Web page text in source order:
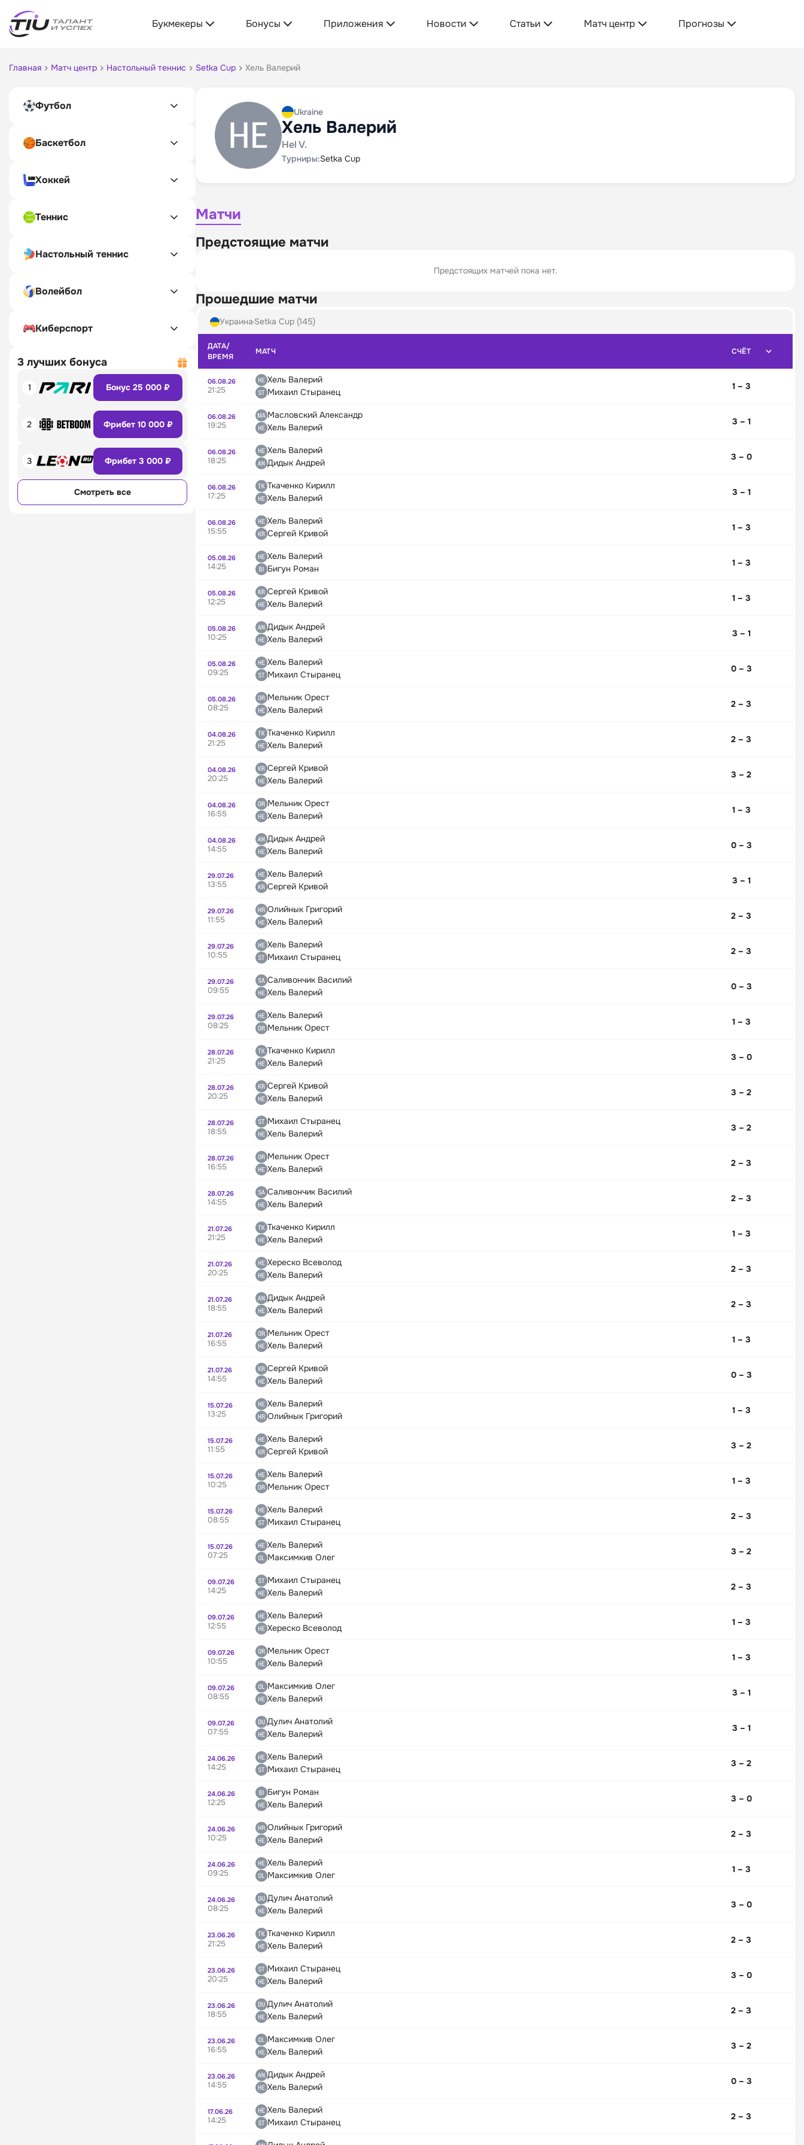
Букмекеры Бонусы Приложения Новости Статьи Матч центр Прогнозы
Главная Матч центр Настольный теннис Setka Cup Хель Валерий
Футбол
Баскетбол
Хоккей
Теннис
Настольный теннис
Волейбол
Киберспорт
3 лучших бонуса
1 Бонус 25 000 ₽
2 Фрибет 10 000 ₽
3 Фрибет 3 000 ₽
Смотреть все
Ukraine
Хель Валерий
Hel V.
Турниры:Setka Cup
Матчи
Предстоящие матчи
Предстоящих матчей пока нет.
Прошедшие матчи
Украина Setka Cup (145)
ДАТА/
ВРЕМЯ
МАТЧ СЧЁТ
06.08.26
21:25
Хель Валерий
Михаил Стыранец
1 – 3
06.08.26
19:25
Масловский Александр
Хель Валерий
3 – 1
06.08.26
18:25
Хель Валерий
Дидык Андрей
3 – 0
06.08.26
17:25
Ткаченко Кирилл
Хель Валерий
3 – 1
06.08.26
15:55
Хель Валерий
Сергей Кривой
1 – 3
05.08.26
14:25
Хель Валерий
Бигун Роман
1 – 3
05.08.26
12:25
Сергей Кривой
Хель Валерий
1 – 3
05.08.26
10:25
Дидык Андрей
Хель Валерий
3 – 1
05.08.26
09:25
Хель Валерий
Михаил Стыранец
0 – 3
05.08.26
08:25
Мельник Орест
Хель Валерий
2 – 3
04.08.26
21:25
Ткаченко Кирилл
Хель Валерий
2 – 3
04.08.26
20:25
Сергей Кривой
Хель Валерий
3 – 2
04.08.26
16:55
Мельник Орест
Хель Валерий
1 – 3
04.08.26
14:55
Дидык Андрей
Хель Валерий
0 – 3
29.07.26
13:55
Хель Валерий
Сергей Кривой
3 – 1
29.07.26
11:55
Олийнык Григорий
Хель Валерий
2 – 3
29.07.26
10:55
Хель Валерий
Михаил Стыранец
2 – 3
29.07.26
09:55
Саливончик Василий
Хель Валерий
0 – 3
29.07.26
08:25
Хель Валерий
Мельник Орест
1 – 3
28.07.26
21:25
Ткаченко Кирилл
Хель Валерий
3 – 0
28.07.26
20:25
Сергей Кривой
Хель Валерий
3 – 2
28.07.26
18:55
Михаил Стыранец
Хель Валерий
3 – 2
28.07.26
16:55
Мельник Орест
Хель Валерий
2 – 3
28.07.26
14:55
Саливончик Василий
Хель Валерий
2 – 3
21.07.26
21:25
Ткаченко Кирилл
Хель Валерий
1 – 3
21.07.26
20:25
Хереско Всеволод
Хель Валерий
2 – 3
21.07.26
18:55
Дидык Андрей
Хель Валерий
2 – 3
21.07.26
16:55
Мельник Орест
Хель Валерий
1 – 3
21.07.26
14:55
Сергей Кривой
Хель Валерий
0 – 3
15.07.26
13:25
Хель Валерий
Олийнык Григорий
1 – 3
15.07.26
11:55
Хель Валерий
Сергей Кривой
3 – 2
15.07.26
10:25
Хель Валерий
Мельник Орест
1 – 3
15.07.26
08:55
Хель Валерий
Михаил Стыранец
2 – 3
15.07.26
07:25
Хель Валерий
Максимкив Олег
3 – 2
09.07.26
14:25
Михаил Стыранец
Хель Валерий
2 – 3
09.07.26
12:55
Хель Валерий
Хереско Всеволод
1 – 3
09.07.26
10:55
Мельник Орест
Хель Валерий
1 – 3
09.07.26
08:55
Максимкив Олег
Хель Валерий
3 – 1
09.07.26
07:55
Дулич Анатолий
Хель Валерий
3 – 1
24.06.26
14:25
Хель Валерий
Михаил Стыранец
3 – 2
24.06.26
12:25
Бигун Роман
Хель Валерий
3 – 0
24.06.26
10:25
Олийнык Григорий
Хель Валерий
2 – 3
24.06.26
09:25
Хель Валерий
Максимкив Олег
1 – 3
24.06.26
08:25
Дулич Анатолий
Хель Валерий
3 – 0
23.06.26
21:25
Ткаченко Кирилл
Хель Валерий
2 – 3
23.06.26
20:25
Михаил Стыранец
Хель Валерий
3 – 0
23.06.26
18:55
Дулич Анатолий
Хель Валерий
2 – 3
23.06.26
16:55
Максимкив Олег
Хель Валерий
3 – 2
23.06.26
14:55
Дидык Андрей
Хель Валерий
0 – 3
17.06.26
14:25
Хель Валерий
Михаил Стыранец
2 – 3